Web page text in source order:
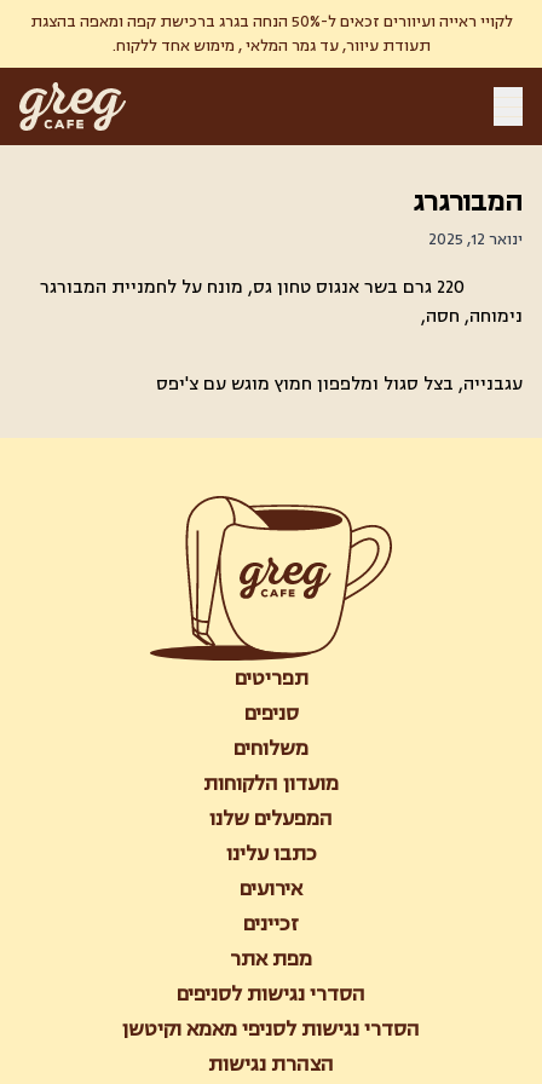
לקויי ראייה ועיוורים זכאים ל-50% הנחה בגרג ברכישת קפה ומאפה בהצגת
תעודת עיוור, עד גמר המלאי , מימוש אחד ללקוח.
המבורגרג
ינואר 12, 2025
220 גרם בשר אנגוס טחון גס, מונח על לחמניית המבורגר
נימוחה, חסה,
עגבנייה, בצל סגול ומלפפון חמוץ מוגש עם צ'יפס
תפריטים
סניפים
משלוחים
מועדון הלקוחות
המפעלים שלנו
כתבו עלינו
אירועים
זכיינים
מפת אתר
הסדרי נגישות לסניפים
הסדרי נגישות לסניפי מאמא וקיטשן
הצהרת נגישות